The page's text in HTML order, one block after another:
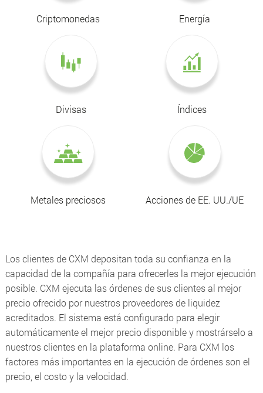
Criptomonedas Energía
Divisas Índices
Metales preciosos Acciones de EE. UU./UE
Los clientes de CXM depositan toda su confianza en la
capacidad de la compañía para ofrecerles la mejor ejecución
posible. CXM ejecuta las órdenes de sus clientes al mejor
precio ofrecido por nuestros proveedores de liquidez
acreditados. El sistema está configurado para elegir
automáticamente el mejor precio disponible y mostrárselo a
nuestros clientes en la plataforma online. Para CXM los
factores más importantes en la ejecución de órdenes son el
precio, el costo y la velocidad.